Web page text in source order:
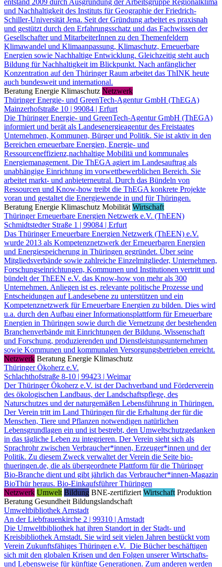
entstand 2009 durch Ausgründung der Arbeitsgruppe Regionalklima
und Nachhaltigkeit des Instituts für Geographie der Friedrich-
Schiller-Universität Jena. Seit der Gründung arbeitet es praxisnah
und gestützt durch den Erfahrungsschatz und das Fachwissen der
Gesellschafter und MitarbeiterInnen zu den Themenfeldern
Klimawandel und Klimaanpassung, Klimaschutz, Erneuerbare
Energien sowie Nachhaltige Entwicklung. Gleichzeitig steht auch
Bildung für Nachhaltigkeit im Blickpunkt. Nach anfänglicher
Konzentration auf den Thüringer Raum arbeitet das ThINK heute
auch bundesweit und international.
Beratung Energie Klimaschutz Netzwerk
Thüringer Energie- und GreenTech-Agentur GmbH (ThEGA)
Mainzerhofstraße 10 | 99084 | Erfurt
Die Thüringer Energie- und GreenTech-Agentur GmbH (ThEGA)
informiert und berät als Landesenergieagentur des Freistaates
Unternehmen, Kommunen, Bürger und Politik. Sie ist aktiv in den
Bereichen erneuerbare Energien, Energie- und
Ressourceneffizienz,nachhaltige Mobilitä und kommunales
Energiemanagement. Die ThEGA agiert im Landesauftrag als
unabhängige Einrichtung im vorwettbewerblichen Bereich. Sie
arbeitet markt- und anbieterneutral. Durch das Bündeln von
Ressourcen und Know-how treibt die ThEGA konkrete Projekte
voran und gestaltet die Energiewende in und für Thüringen.
Beratung Energie Klimaschutz Mobilität Wirtschaft
Thüringer Erneuerbare Energien Netzwerk e.V. (ThEEN)
Schmidtstedter Straße 1 | 99084 | Erfurt
Das Thüringer Erneuerbare Energien Netzwerk (ThEEN) e.V.
wurde 2013 als Kompetenznetzwerk der Erneuerbaren Energien
und Energiespeicherung in Thüringen gegründet. Über seine
Mitgliedsverbände sowie zahlreiche Einzelmitglieder, Unternehmen,
Forschungseinrichtungen, Kommunen und Institutionen vertritt und
bündelt der ThEEN e.V. das Know-how von mehr als 300
Unternehmen. Anliegen ist es, relevante politische Prozesse und
Entscheidungen auf Landesebene zu unterstützen und ein
Kompetenznetzwerk für Erneuerbare Energien zu bilden. Dies wird
u.a. durch den Aufbau einer Informationsplattform für Erneuerbare
Energien in Thüringen sowie durch die Vernetzung der bestehenden
Branchenverbände mit Einrichtungen der Bildung, Wissenschaft
und Forschung, produzierenden und Dienstleistungsunternehmen
sowie Kommunen und kommunalen Versorgungsbetrieben erreicht.
Netzwerk Beratung Energie Klimaschutz
Thüringer Ökoherz e.V.
Schlachthofstraße 8-10 | 99423 | Weimar
Der Thüringer Ökoherz e.V. ist der Dachverband und Förderverein
des ökologischen Landbaus, der Landschaftspflege, des
Naturschutzes und der naturgemäßen Lebensführung in Thüringen.
Der Verein tritt im Land Thüringen für die Erhaltung der für die
Menschen, Tiere und Pflanzen notwendigen natürlichen
Lebensgrundlagen ein und ist bestrebt, den Umweltschutzgedanken
in das tägliche Leben zu integrieren. Der Verein sieht sich als
Sprachrohr zwischen Verbraucher*innen, Erzeuger*innen und der
Politik. Zu diesem Zweck verwaltet der Verein die Seite bio-
thueringen.de, die als übergeordnete Plattform für die Thüringer
Bio-Branche dient und gibt jährlich das Verbraucher*innen-Magazin
BioThür heraus. Bio-Einkaufsführer Thüringen
Netzwerk Umwelt Bildung BNE-zertifiziert Wirtschaft Produktion
Beratung Gesundheit Bildungslandschaft
Umweltbibliothek Arnstadt
An der Liebfrauenkirche 2 | 99310 | Arnstadt
Die Umweltbibliothek hat ihren Standort in der Stadt- und
Kreisbibliothek Arnstadt. Sie wird seit vielen Jahren bestückt vom
Verein Zukunftsfähiges Thüringen e.V. Die Bücher beschäftigen
sich mit den globalen Krisen und den Folgen unserer Wirtschafts-
und Lebensweise für künftige Generationen. Zum anderen werden